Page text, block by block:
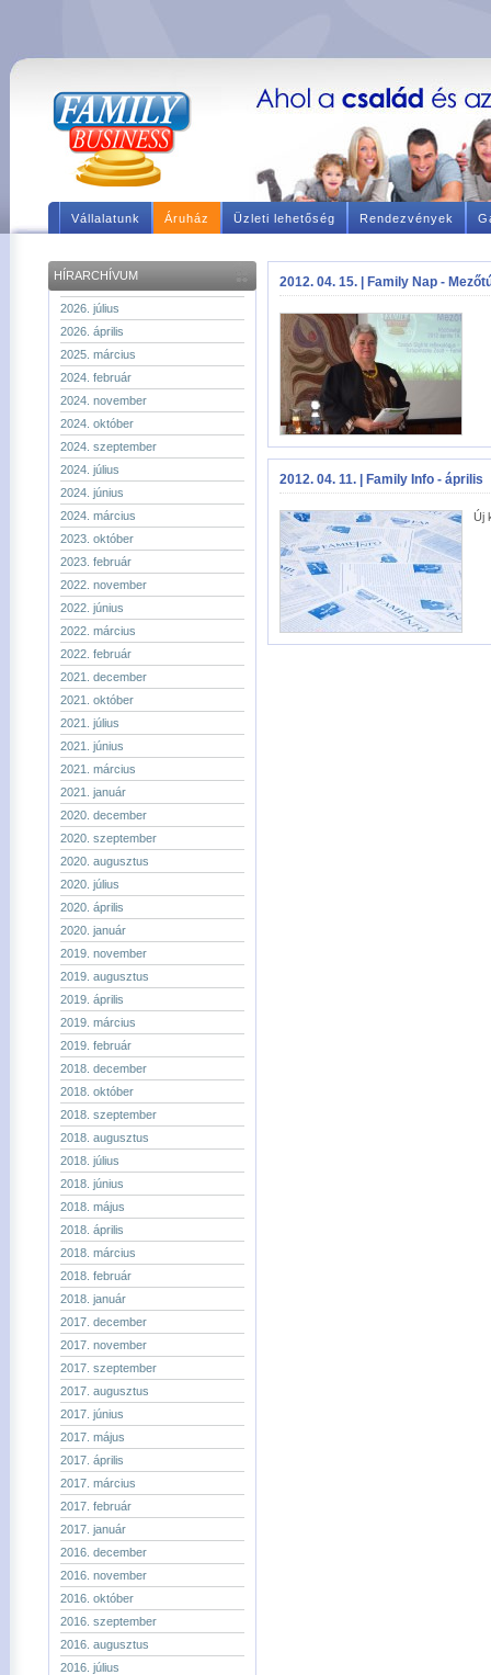
Vállalatunk Áruház Üzleti lehetőség Rendezvények
HÍRARCHÍVUM
2026. július
2026. április
2025. március
2024. február
2024. november
2024. október
2024. szeptember
2024. július
2024. június
2024. március
2023. október
2023. február
2022. november
2022. június
2022. március
2022. február
2021. december
2021. október
2021. július
2021. június
2021. március
2021. január
2020. december
2020. szeptember
2020. augusztus
2020. július
2020. április
2020. január
2019. november
2019. augusztus
2019. április
2019. március
2019. február
2018. december
2018. október
2018. szeptember
2018. augusztus
2018. július
2018. június
2018. május
2018. április
2018. március
2018. február
2018. január
2017. december
2017. november
2017. szeptember
2017. augusztus
2017. június
2017. május
2017. április
2017. március
2017. február
2017. január
2016. december
2016. november
2016. október
2016. szeptember
2016. augusztus
2016. július
2012. 04. 15. | Family Nap -
2012. 04. 11. | Family Info - április
Új